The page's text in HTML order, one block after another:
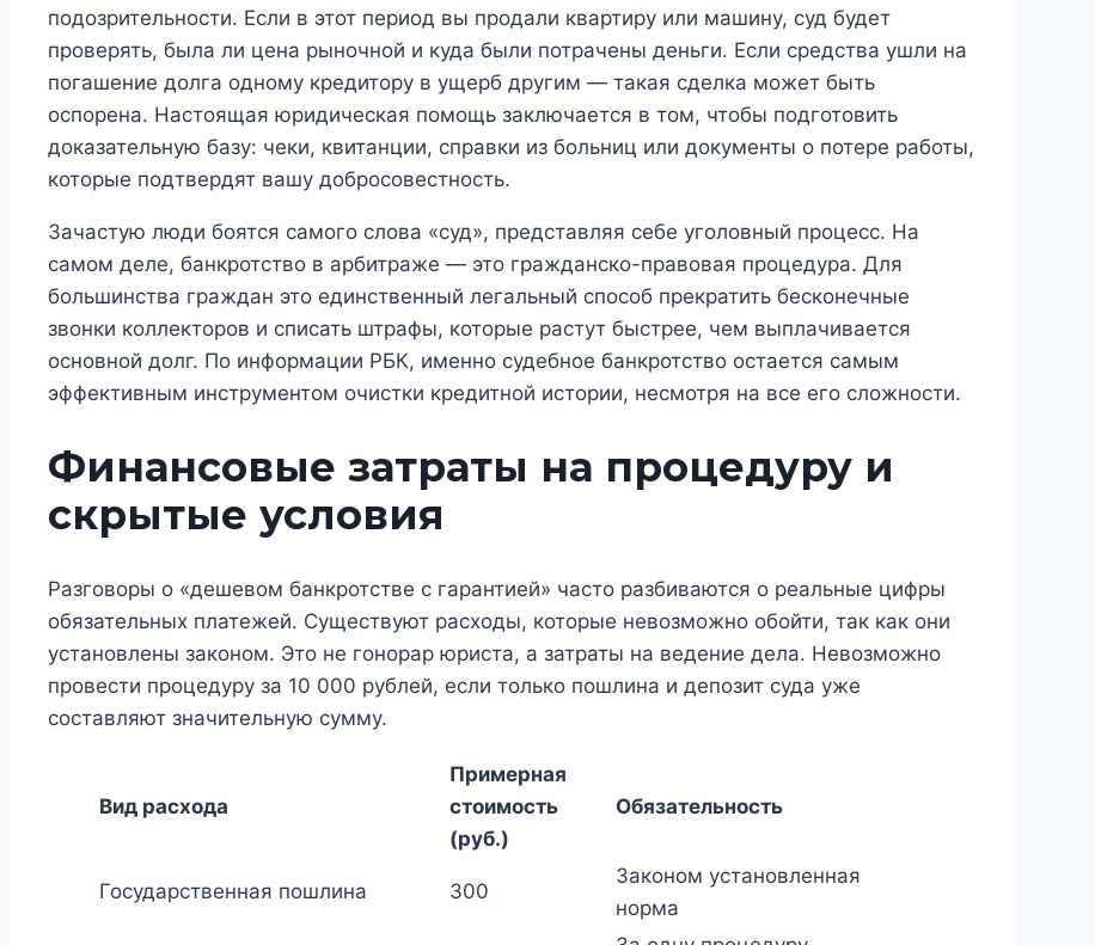
подозрительности. Если в этот период вы продали квартиру или машину, суд будет
проверять, была ли цена рыночной и куда были потрачены деньги. Если средства ушли на
погашение долга одному кредитору в ущерб другим — такая сделка может быть
оспорена. Настоящая юридическая помощь заключается в том, чтобы подготовить
доказательную базу: чеки, квитанции, справки из больниц или документы о потере работы,
которые подтвердят вашу добросовестность.
Зачастую люди боятся самого слова «суд», представляя себе уголовный процесс. На
самом деле, банкротство в арбитраже — это гражданско-правовая процедура. Для
большинства граждан это единственный легальный способ прекратить бесконечные
звонки коллекторов и списать штрафы, которые растут быстрее, чем выплачивается
основной долг. По информации РБК, именно судебное банкротство остается самым
эффективным инструментом очистки кредитной истории, несмотря на все его сложности.
Финансовые затраты на процедуру и
скрытые условия
Разговоры о «дешевом банкротстве с гарантией» часто разбиваются о реальные цифры
обязательных платежей. Существуют расходы, которые невозможно обойти, так как они
установлены законом. Это не гонорар юриста, а затраты на ведение дела. Невозможно
провести процедуру за 10 000 рублей, если только пошлина и депозит суда уже
составляют значительную сумму.
Вид расхода
Примерная
стоимость
(руб.)
Обязательность
Государственная пошлина 300
Законом установленная
норма